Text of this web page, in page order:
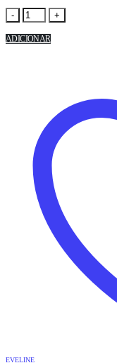
- +
ADICIONAR
EVELINE